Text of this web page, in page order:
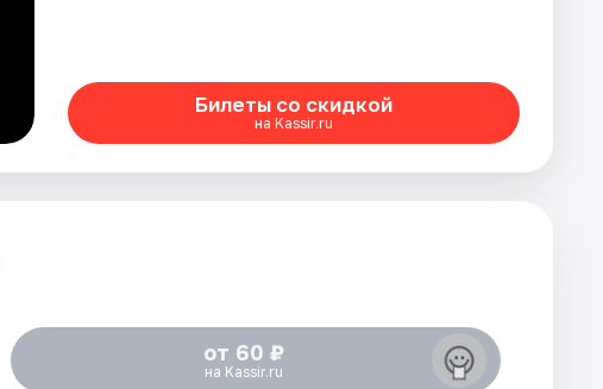
Билеты со скидкой
на Kassir.ru
от 60 ₽
на Kassir.ru